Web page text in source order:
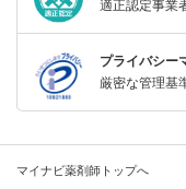
適正認定事業
プライバシー
厳密な管理基
マイナビ薬剤師トップへ